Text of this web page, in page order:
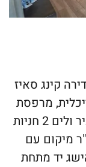
דירה קינג סאיז
אדריכלית, מרפסת
סגורה של 33 מ"רעם נוף על כול העיר ולים 2 חניות
מחסן גדול של 12 מ"ר מיקום עם
יד מתחת